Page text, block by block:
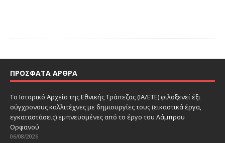
ΠΡΌΣΦΑΤΑ ΆΡΘΡΑ
Το Ιστορικό Αρχείο της Εθνικής Τράπεζας (ΙΑ/ΕΤΕ) φιλοξενεί έξι
σύγχρονους καλλιτέχνες με δημιουργίες τους (εικαστικά έργα,
εγκαταστάσεις) εμπνευσμένες από το έργο του Λάμπρου
Ορφανού
06/08/2026